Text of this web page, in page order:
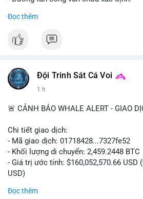
#binancesquare
$trx $eth
📰 Nguồn: CoinDesk
Đọc thêm
Đội Trinh Sát Cá Voi
1 h
🚨 CẢNH BÁO WHALE ALERT - GIAO
Chi tiết giao dịch:
- Mã giao dịch: 01718428...7327fe52
- Khối lượng di chuyển: 2,459.2448 BTC
- Giá trị ước tính: $160,052,570.66 USD
USD)
Đọc thêm